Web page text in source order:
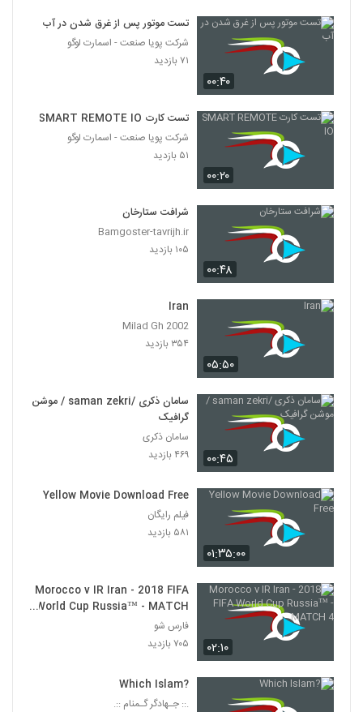
۰۰:۴۰
تست موتور پس از غرق شدن در آب
شرکت پویا صنعت - اسمارت لوگو
۷۱ بازدید
۰۰:۲۰
تست کارت SMART REMOTE IO
شرکت پویا صنعت - اسمارت لوگو
۵۱ بازدید
۰۰:۴۸
شرافت ستارخان
Bamgoster-tavrijh.ir
۱۰۵ بازدید
۰۵:۵۰
Iran
Milad Gh 2002
۳۵۴ بازدید
۰۰:۴۵
سامان ذکری /saman zekri / موشن
گرافیک
سامان ذکری
۴۶۹ بازدید
۰۱:۳۵:۰۰
Yellow Movie Download Free
فیلم رایگان
۵۸۱ بازدید
۰۲:۱۰
Morocco v IR Iran - 2018 FIFA
World Cup Russia™ - MATCH
4
فارس شو
۷۰۵ بازدید
?Which Islam
.:: جـهادگر گـمنام ::.